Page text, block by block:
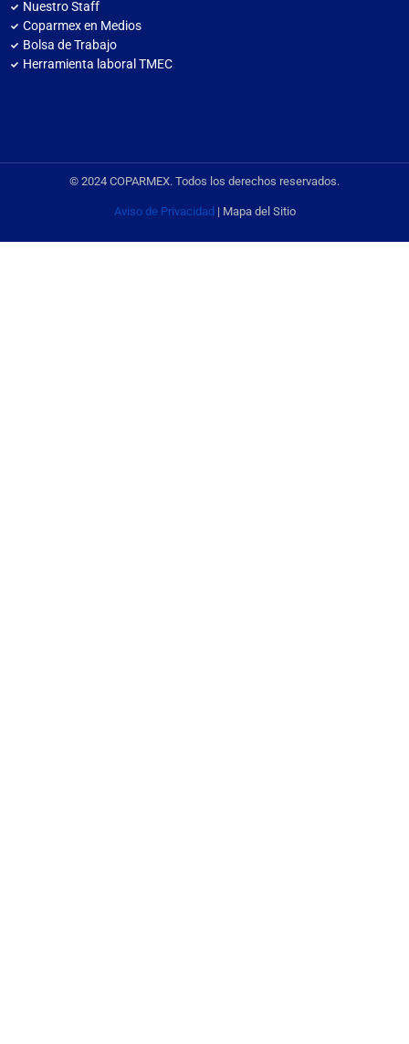
Nuestro Staff
Coparmex en Medios
Bolsa de Trabajo
Herramienta laboral TMEC
© 2024 COPARMEX. Todos los derechos reservados.
Aviso de Privacidad | Mapa del Sitio